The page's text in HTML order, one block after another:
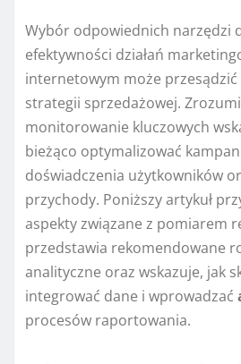
Wybór odpowiednich narzędzi
efektywności działań
internetowym może
strategii sprzedażowej.
monitorowanie kluczowych
bieżąco optymalizować
doświadczenia użytkowników
przychody. Poniższy artykuł
aspekty związane z pomiarem
przedstawia rekomendowane
analityczne oraz wskazuje, jak
integrować dane i wprowadzać
procesów raportowania.